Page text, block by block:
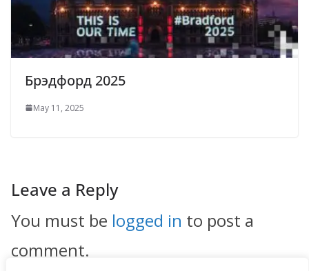
Брэдфорд 2025
May 11, 2025
Leave a Reply
You must be logged in to post a
comment.